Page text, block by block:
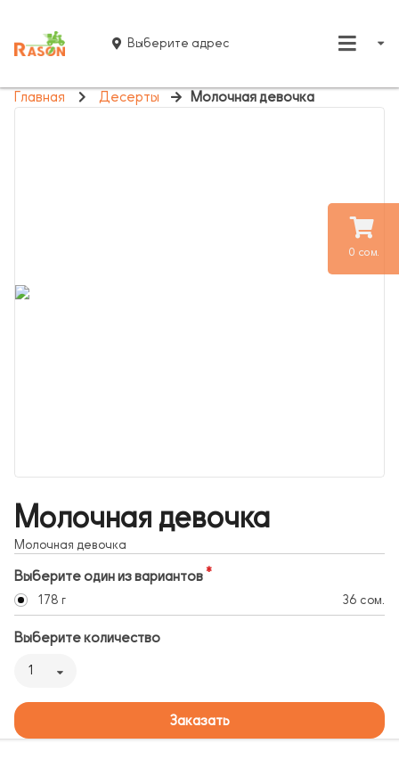
0 сом.
Выберите адрес
Главная Десерты Молочная девочка
Молочная девочка
Молочная девочка
Выберите один из вариантов
178 г 36 сом.
Выберите количество
1
Заказать